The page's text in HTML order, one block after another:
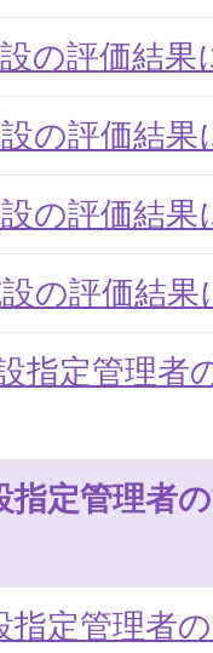
の評価結果
の評価結果
の評価結果
の評価結果
指定管理者
指定管理者
指定管理者